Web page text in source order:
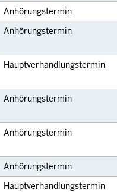
Anhörungstermin
Anhörungstermin
Hauptverhandlungstermin
Anhörungstermin
Anhörungstermin
Anhörungstermin
Hauptverhandlungstermin